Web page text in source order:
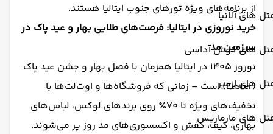
های آلانیا
های کوش آداسی
های ازمیر
های مارماریس
از برنامه‌های ویژه تورهای جنوب ایتالیا هستند.
خرید نوروزی در ایتالیا: فرصت‌های طلایی بهار و عید پاک در
سرزمین مد
نوروز ۱۴۰۵ در ایتالیا همزمان با فصل بهار و جشن عید پاک
(Easter) است – زمانی که فروشگاه‌ها و اوت‌لت‌ها با
تخفیف‌های ویژه تا ۷۰٪ روی برندهای لوکس، لباس‌های
بهاری، کیف، کفش و اکسسوری‌های مد روز پر می‌شوند.